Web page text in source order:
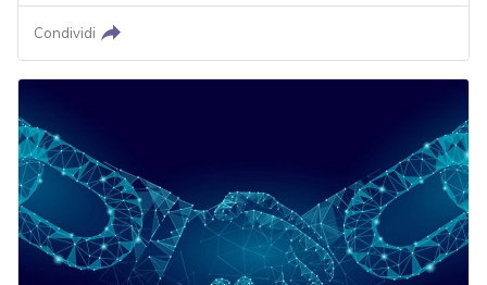
Condividi